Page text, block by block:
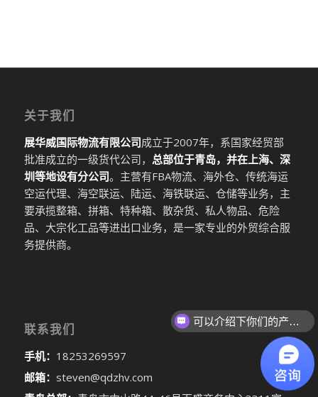
关于我们
展华威国际物流有限公司成立于2007年，系国家经贸部
批准成立的一级货代公司， 总部位于青岛，并在上海、深
圳等地设有分公司。主营有FBA物流、海外仓、传统海运
空运代理、海空联运、陆运、海铁联运、仓储等业务，主
要承揽整箱、拼箱、特种箱、散杂货、私人物品、危险
品、大宗化工品等进出口业务，是一家专业的外贸综合服
务提供商。
联系我们
手机： 18253269597
邮箱： steven@qdzhv.com
你们是怎么收费的呢